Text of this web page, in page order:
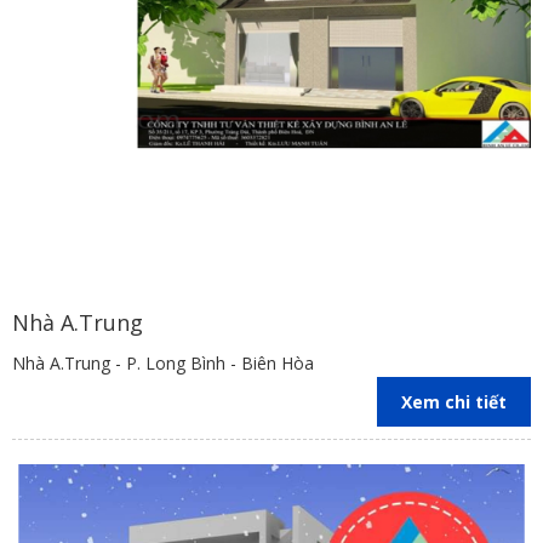
Sân trước rộng rãi có thể làm chỗ chơi cho trẻ nhỏ
Nhà A.Trung
Nhà A.Trung - P. Long Bình - Biên Hòa
Xem chi tiết